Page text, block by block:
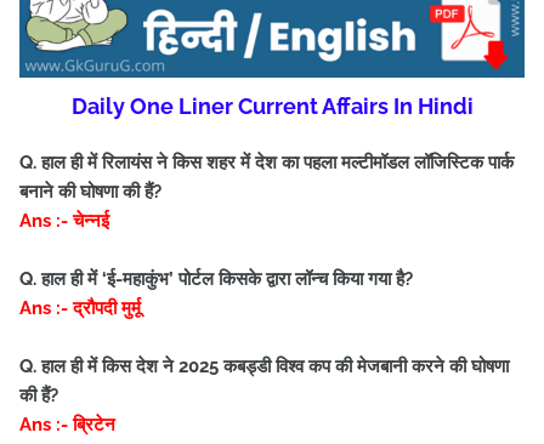
Daily One Liner Current Affairs In Hindi
Q. हाल ही में रिलायंस ने किस शहर में देश का पहला मल्टीमॉडल लॉजिस्टिक पार्क
बनाने की घोषणा की हैं?
Ans :- चेन्नई
Q. हाल ही में ‘ई-महाकुंभ’ पोर्टल किसके द्वारा लॉन्च किया गया है?
Ans :- द्रौपदी मुर्मू
Q. हाल ही में किस देश ने 2025 कबड्डी विश्व कप की मेजबानी करने की घोषणा
की हैं?
Ans :- ब्रिटेन